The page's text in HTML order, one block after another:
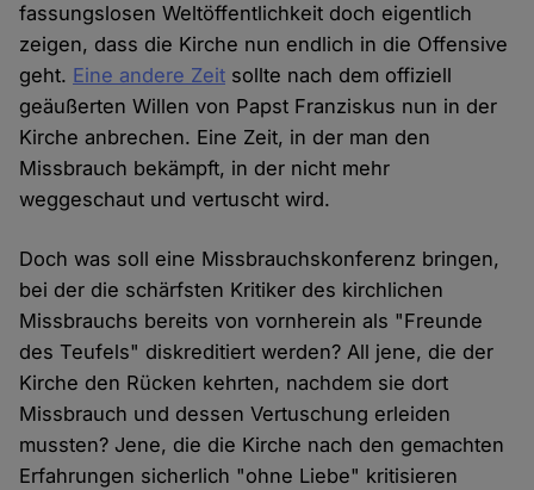
fassungslosen Weltöffentlichkeit doch eigentlich
zeigen, dass die Kirche nun endlich in die Offensive
geht. Eine andere Zeit sollte nach dem offiziell
geäußerten Willen von Papst Franziskus nun in der
Kirche anbrechen. Eine Zeit, in der man den
Missbrauch bekämpft, in der nicht mehr
weggeschaut und vertuscht wird.
Doch was soll eine Missbrauchskonferenz bringen,
bei der die schärfsten Kritiker des kirchlichen
Missbrauchs bereits von vornherein als "Freunde
des Teufels" diskreditiert werden? All jene, die der
Kirche den Rücken kehrten, nachdem sie dort
Missbrauch und dessen Vertuschung erleiden
mussten? Jene, die die Kirche nach den gemachten
Erfahrungen sicherlich "ohne Liebe" kritisieren